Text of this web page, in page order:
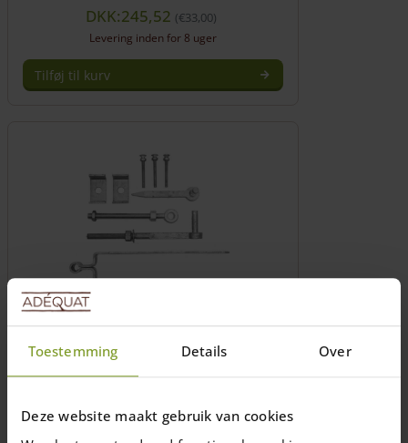
Toestemming Details Over
Deze website maakt gebruik van cookies
DKK:245,52 €33,00
Levering inden for 8 uger
Tilføj til kurv
Komplet hængselsæt til en Engelsk og
en Hollandsk låge
FromDKK:342,24